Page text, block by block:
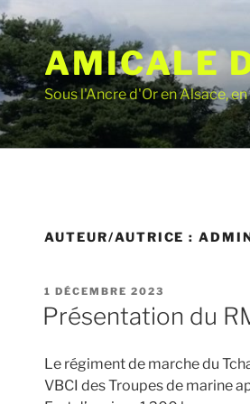
AMICALE
Sous l'Ancre d'Or en Alsace,
AUTEUR/AUTRICE :
PUBLIÉ
LE
1 DÉCEMBRE 2023
Présentation du
Le régiment de marche du
VBCI des Troupes de marine